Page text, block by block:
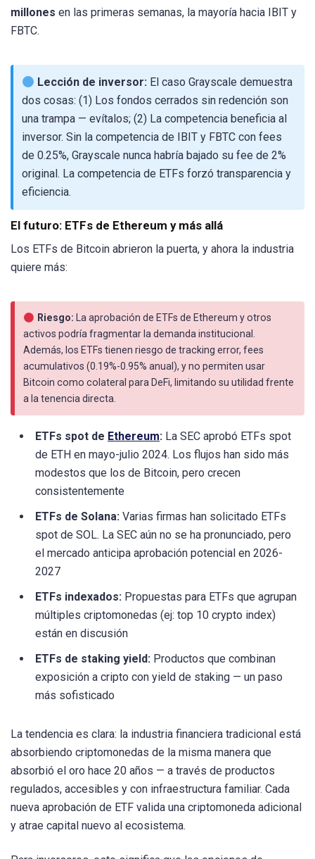
millones en las primeras semanas, la mayoría hacia IBIT y
FBTC.
Lección de inversor: El caso Grayscale demuestra
dos cosas: (1) Los fondos cerrados sin redención son
una trampa — evítalos; (2) La competencia beneficia al
inversor. Sin la competencia de IBIT y FBTC con fees
de 0.25%, Grayscale nunca habría bajado su fee de 2%
original. La competencia de ETFs forzó transparencia y
eficiencia.
El futuro: ETFs de Ethereum y más allá
Los ETFs de Bitcoin abrieron la puerta, y ahora la industria
quiere más:
Riesgo: La aprobación de ETFs de Ethereum y otros
activos podría fragmentar la demanda institucional.
Además, los ETFs tienen riesgo de tracking error, fees
acumulativos (0.19%-0.95% anual), y no permiten usar
Bitcoin como colateral para DeFi, limitando su utilidad frente
a la tenencia directa.
ETFs spot de Ethereum: La SEC aprobó ETFs spot
de ETH en mayo-julio 2024. Los flujos han sido más
modestos que los de Bitcoin, pero crecen
consistentemente
ETFs de Solana: Varias firmas han solicitado ETFs
spot de SOL. La SEC aún no se ha pronunciado, pero
el mercado anticipa aprobación potencial en 2026-
2027
ETFs indexados: Propuestas para ETFs que agrupan
múltiples criptomonedas (ej: top 10 crypto index)
están en discusión
ETFs de staking yield: Productos que combinan
exposición a cripto con yield de staking — un paso
más sofisticado
La tendencia es clara: la industria financiera tradicional está
absorbiendo criptomonedas de la misma manera que
absorbió el oro hace 20 años — a través de productos
regulados, accesibles y con infraestructura familiar. Cada
nueva aprobación de ETF valida una criptomoneda adicional
y atrae capital nuevo al ecosistema.